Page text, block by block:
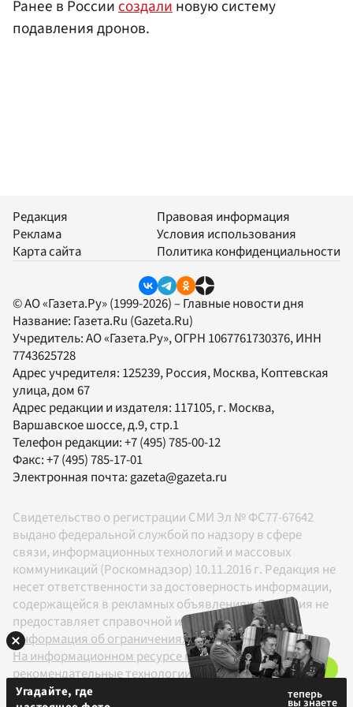
Ранее в Россиисоздалиновую систему
подавления дронов.
Редакция
Реклама
Карта сайта
Правовая информация
Условия использования
Политика конфиденциальности
© АО «Газета.Ру» (1999-2026) – Главные новости дня
Название: Газета.Ru (Gazeta.Ru)
Учредитель:АО «Газета.Ру», ОГРН 1067761730376, ИНН
7743625728
Адрес учредителя: 125239, Россия, Москва, Коптевская
улица, дом 67
Адрес редакции и издателя: 117105, г. Москва,
Варшавское шоссе, д.9, стр.1
Телефон редакции:+7 (495) 785-00-12
Факс:+7 (495) 785-17-01
Электронная почта:gazeta@gazeta.ru
Свидетельство о регистрации СМИ Эл № ФС77-67642
выдано федеральной службой по надзору в сфере
связи, информационных технологий и массовых
коммуникаций (Роскомнадзор) 10.11.2016 г. Редакция не
несет ответственности за достоверность информации,
содержащейся в рекламных объявлениях. Редакция не
предоставляет справочной информации.
Информация об ограничениях
На информационном ресурсе применяются
рекомендательные технологии в соответствии с
Правилами
Угадайте, где